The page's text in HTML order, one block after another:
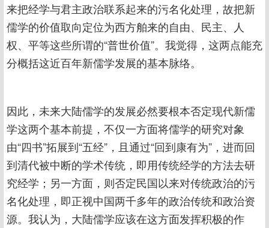
来把经学与君主政治联系起来的污名化处理，故把新
儒学的价值取向定位为西方舶来的自由、民主、人
权、平等这些所谓的“普世价值”。我觉得，这两点能充
分概括这近百年新儒学发展的基本脉络。
因此，未来大陆儒学的发展必然要根本否定现代新儒
学这两个基本前提，不仅一方面将儒学的研究对象
由“四书”拓展到“五经”，且通过“回到康有为”，进而回
到清代被中断的学术传统，即用传统经学的方法去研
究经学；另一方面，则否定民国以来对传统政治的污
名化处理，即正视中国两千多年的政治传统和政治资
源。我认为，大陆儒学应该在这方面发挥积极的作